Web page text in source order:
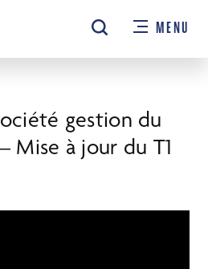
MENU
gestion du
Mise à jour du T1